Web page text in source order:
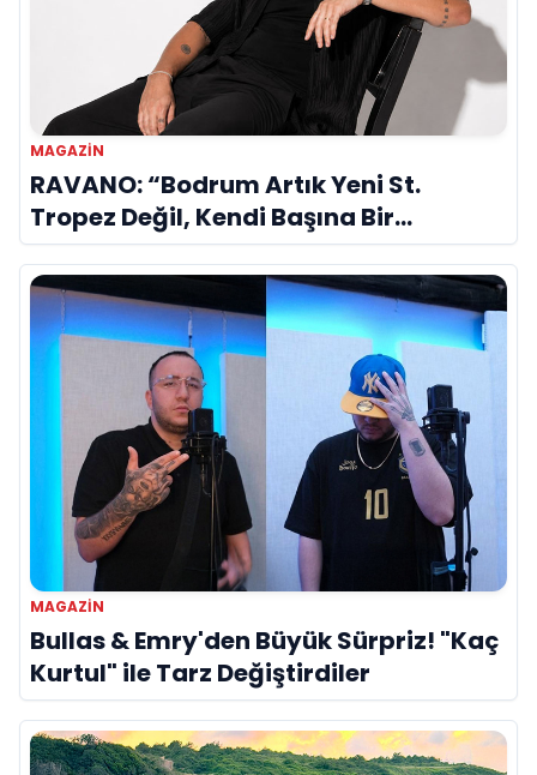
MAGAZIN
RAVANO: “Bodrum Artık Yeni St.
Tropez Değil, Kendi Başına Bir
Referans”
MAGAZIN
Bullas & Emry'den Büyük Sürpriz! "Kaç
Kurtul" ile Tarz Değiştirdiler